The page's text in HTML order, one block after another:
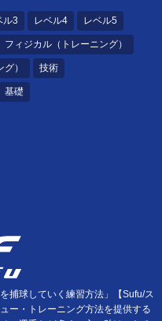
ル3 レベル4 レベル5
フィジカル（トレーニング）
） 技術
基礎
捕球していく練習方法」【Sufu/ス
ー・トレーニング方法を提供する